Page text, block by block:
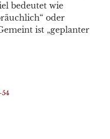
bedeutet wie
oder
ist „geplanter